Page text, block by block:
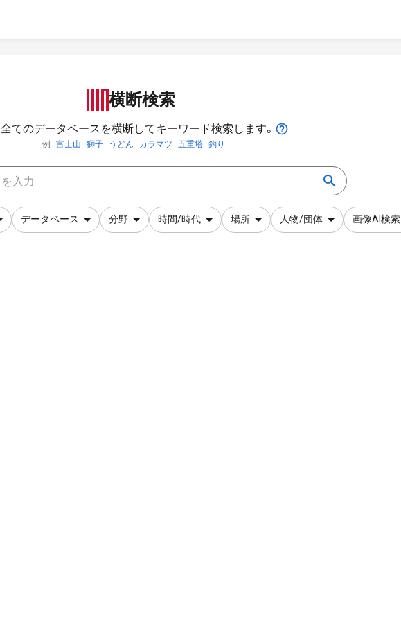
横断検索
全てのデータベースを横断してキーワード検索します。
例 富士山 獅子 うどん カラマツ 五重塔 釣り
データベース 分野 時間/時代 場所 人物/団体 画像AI検索